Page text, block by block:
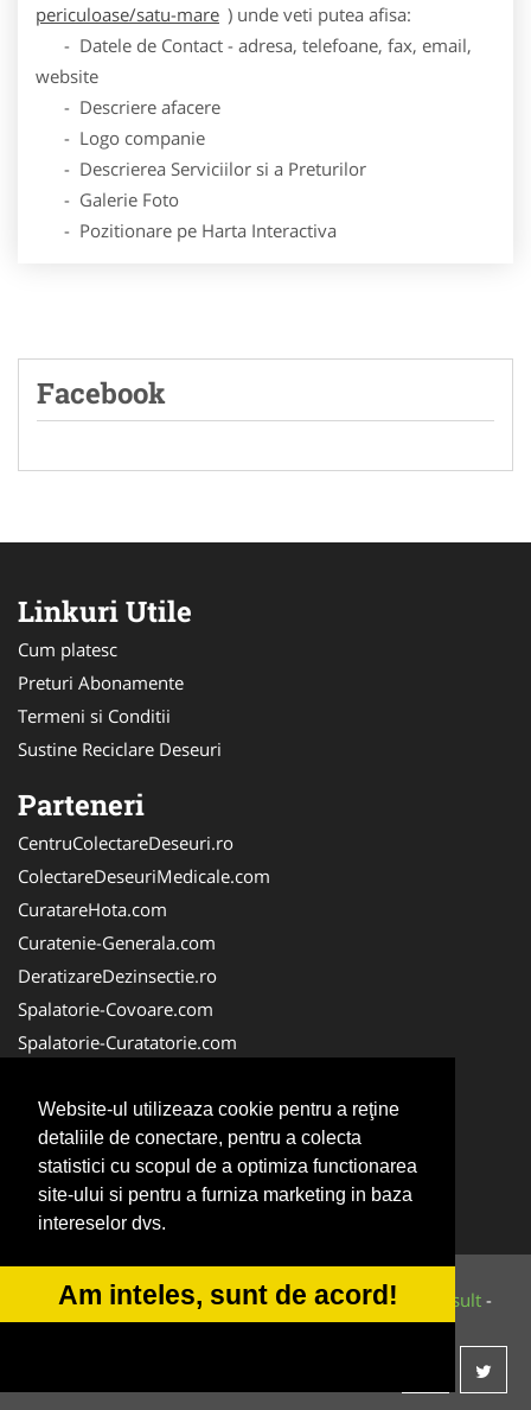
Website-ul utilizeaza cookie pentru a reţine
detaliile de conectare, pentru a colecta
statistici cu scopul de a optimiza functionarea
site-ului si pentru a furniza marketing in baza
intereselor dvs.
Am inteles, sunt de acord!
periculoase/satu-mare ) unde veti putea afisa:
- Datele de Contact - adresa, telefoane, fax, email,
website
- Descriere afacere
- Logo companie
- Descrierea Serviciilor si a Preturilor
- Galerie Foto
- Pozitionare pe Harta Interactiva
Facebook
Linkuri Utile
Cum platesc
Preturi Abonamente
Termeni si Conditii
Sustine Reciclare Deseuri
Parteneri
CentruColectareDeseuri.ro
ColectareDeseuriMedicale.com
CuratareHota.com
Curatenie-Generala.com
DeratizareDezinsectie.ro
Spalatorie-Covoare.com
Spalatorie-Curatatorie.com
FirmaDeratizare.ro
Service-Reparatii.com
Servicii-DDD.com
ServiciiAlpinism.ro
© 2014-2026 Powered byVilonMedia&Tokaido Consult -
ANPC SOL